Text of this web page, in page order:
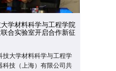
学材料科学与工程学院
合实验室开启合作新征
技大学材料科学与工程学
科技（上海）有限公司共